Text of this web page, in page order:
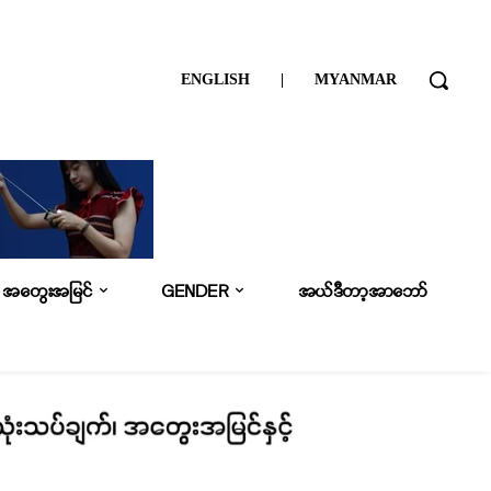
ENGLISH | MYANMAR
အတွေးအမြင် GENDER အယ်ဒီတာ့အာဘော်